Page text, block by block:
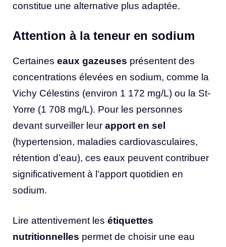
constitue une alternative plus adaptée.
Attention à la teneur en sodium
Certaines eaux gazeuses présentent des
concentrations élevées en sodium, comme la
Vichy Célestins (environ 1 172 mg/L) ou la St-
Yorre (1 708 mg/L). Pour les personnes
devant surveiller leur apport en sel
(hypertension, maladies cardiovasculaires,
rétention d’eau), ces eaux peuvent contribuer
significativement à l’apport quotidien en
sodium.
Lire attentivement les étiquettes
nutritionnelles permet de choisir une eau